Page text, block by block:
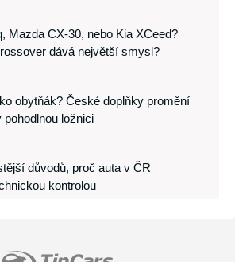
Mazda CX-30, nebo Kia XCeed?
dává největší smysl?
obytňák? České doplňky promění
pohodlnou ložnici
důvodů, proč auta v ČR
kontrolou